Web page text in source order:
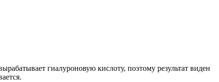
гиалуроновую кислоту, поэтому результат виден